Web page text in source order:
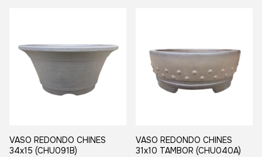
VASO REDONDO CHINES
34x15 (CHU091B)
VASO REDONDO CHINES
31x10 TAMBOR (CHU040A)